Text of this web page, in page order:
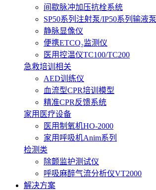
间歇脉冲加压抗栓系统
SP50系列注射泵/IP50系列输液泵
静脉显像仪
便携ETCO₂监测仪
医用控温仪TC100/TC200
急救培训相关
AED训练仪
血流型CPR培训模型
精准CPR反馈系统
家用医疗设备
医用制氧机HO-2000
家用呼吸机Anim系列
检测类
除颤监护测试仪
呼吸麻醉气流分析仪VT2000
解决方案